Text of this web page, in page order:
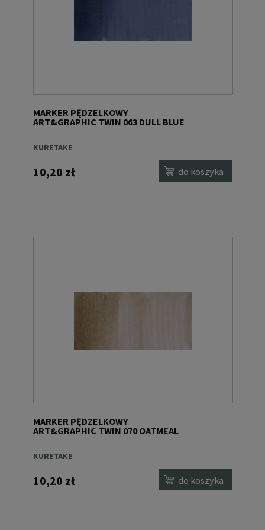
MARKER PĘDZELKOWY
ART&GRAPHIC TWIN 063 DULL BLUE
KURETAKE
10,20 zł do koszyka
MARKER PĘDZELKOWY
ART&GRAPHIC TWIN 070 OATMEAL
KURETAKE
10,20 zł do koszyka